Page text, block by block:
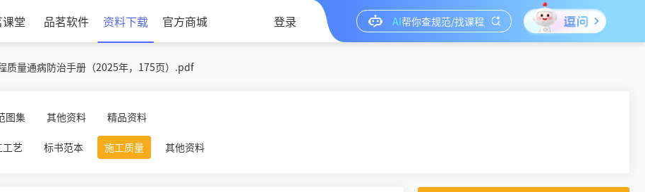
课堂 品茗软件 资料下载 官方商城 登录
质量通病防治手册（2025年，175页）.pdf
图集 其他资料 精品资料
艺 标书范本 施工质量 其他资料